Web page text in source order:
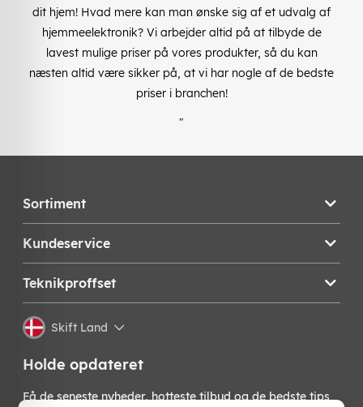
dit hjem! Hvad mere kan man ønske sig af et udvalg af
hjemmeelektronik? Vi arbejder altid på at tilbyde de
lavest mulige priser på vores produkter, så du kan
næsten altid være sikker på, at vi har nogle af de bedste
priser i branchen!
"
Sortiment
Kundeservice
Teknikproffset
Skift Land
Holde opdateret
Få de seneste nyheder, hotteste tilbud og de bedste tips